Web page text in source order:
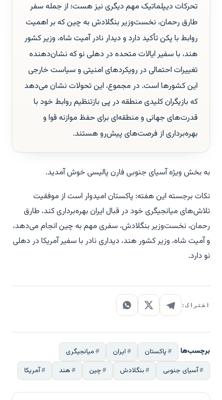
تحرکات دیپلماتیک مهم دیگری نیز هست؛ از جمله سفر
طارق رحمان، نخست‌وزیر بنگلادش به چین که بر اهمیت
روابط با پکن تأکید دارد و دیدار نادر آمیت شاه، وزیر کشور
هند، با سفیر ایالات متحده در دهلی نو که نشان‌دهنده
تغییرات احتمالی در رویکردهای امنیتی و سیاست خارجی
این کشورها است. در مجموع، این تحولات نشان می‌دهد
که بازیگران کلیدی منطقه در پی بازتنظیم روابط خود با
قدرت‌های جهانی و منطقه‌ای برای حفظ موازنه قوا و
بهره‌برداری از فرصت‌های پیش‌رو هستند.
به بخش ویژه آسیای جنوبی فارن پالیسی خوش آمدید.
نکات برجسته این هفته: پاکستان امیدوار است از موفقیت
تلاش‌های میانجیگری خود در قبال ایران بهره‌برداری کند، طارق
رحمان، نخست‌وزیر بنگلادش، سفری مهم به چین انجام می‌دهد،
و آمیت شاه، وزیر کشور هند، دیداری نادر با سفیر آمریکا در دهلی
نو دارد.
اشتراک:
برچسب‌ها پاکستان ایران
میانجیگری
آسیای جنوبی
بنگلادش چین هند آمریکا